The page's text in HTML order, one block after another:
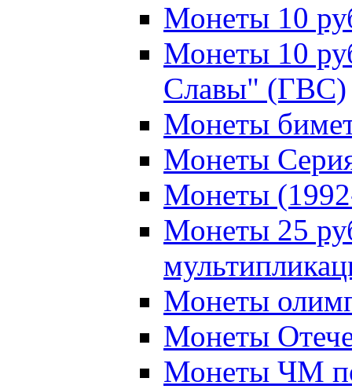
Монеты 10
Монеты 10
Славы" (ГВС)
Монеты
Монеты
Монеты
Монеты 25
Монеты
Монеты
Монеты ЧМ